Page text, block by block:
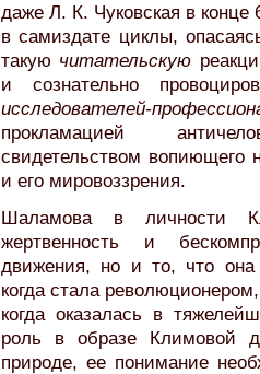
даже Л. К. Чуковская в
в самиздате циклы,
такую читательскую
и сознательно
исследователей-
прокламацией
свидетельством вопиющего
и его мировоззрения.
Шаламова в личности
жертвенность и
движения, но и то, что она
когда стала
когда оказалась в
роль в образе Климовой
природе, ее понимание